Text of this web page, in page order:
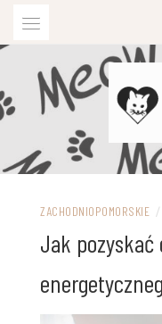
treści
ZACHODNIOPOMORSKIE /
Jak